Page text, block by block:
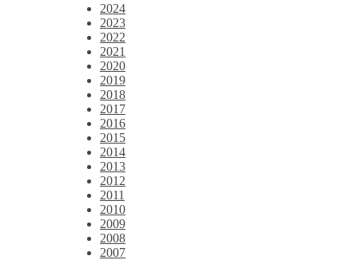
2024
2023
2022
2021
2020
2019
2018
2017
2016
2015
2014
2013
2012
2011
2010
2009
2008
2007